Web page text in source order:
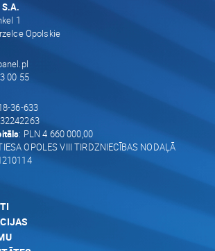
1
Opolskie
00 55
36-633
: PLN 4 660 000,00
OPOLES VIII TIRDZNIECĪBAS NODAĻĀ